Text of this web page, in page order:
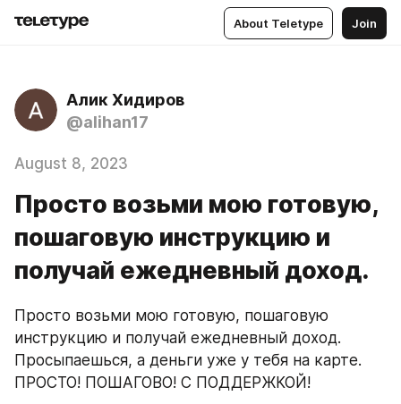
About Teletype Join
Алик Хидиров
@alihan17
August 8, 2023
Просто возьми мою готовую,
пошаговую инструкцию и
получай ежедневный доход.
Просто возьми мою готовую, пошаговую
инструкцию и получай ежедневный доход.
Просыпаешься, а деньги уже у тебя на карте.
ПРОСТО! ПОШАГОВО! С ПОДДЕРЖКОЙ!